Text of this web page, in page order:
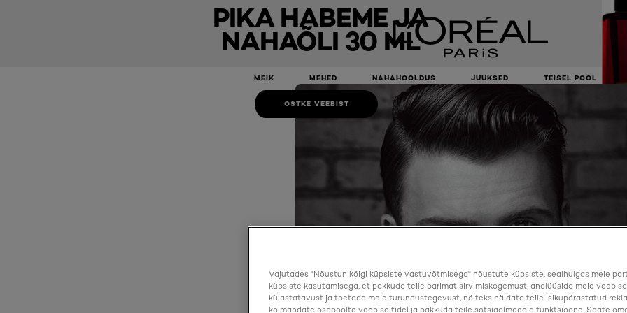
MEIK MEHED NAHAHOOLDUS JUUKSED TEISEL POOL
PIKA HABEME JA
NAHAÕLI 30 ML
OSTKE VEEBIST
Vajutades "Nõustun kõigi küpsiste vastuvõtmisega" nõustute küpsiste, sealhulgas meie
küpsiste kasutamisega, et pakkuda teile parimat sirvimiskogemust, analüüsida meie
külastatavust ja toetada meie turundustegevust, näiteks näidata teile isikupärastatud
kolmandate osapoolte veebisaitidel ja pakkuda teile sotsiaalmeedia funktsioone. Saate